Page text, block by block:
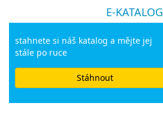
E-KATALOG
stahnete si náš katalog a mějte jej
stále po ruce
Stáhnout